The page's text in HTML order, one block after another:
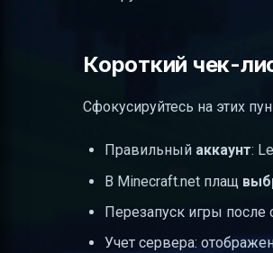
Короткий чек-
Сфокусируйтесь на этих
Правильный аккаунт:
В Minecraft.net плащ
Перезапуск игры
Учет сервера: